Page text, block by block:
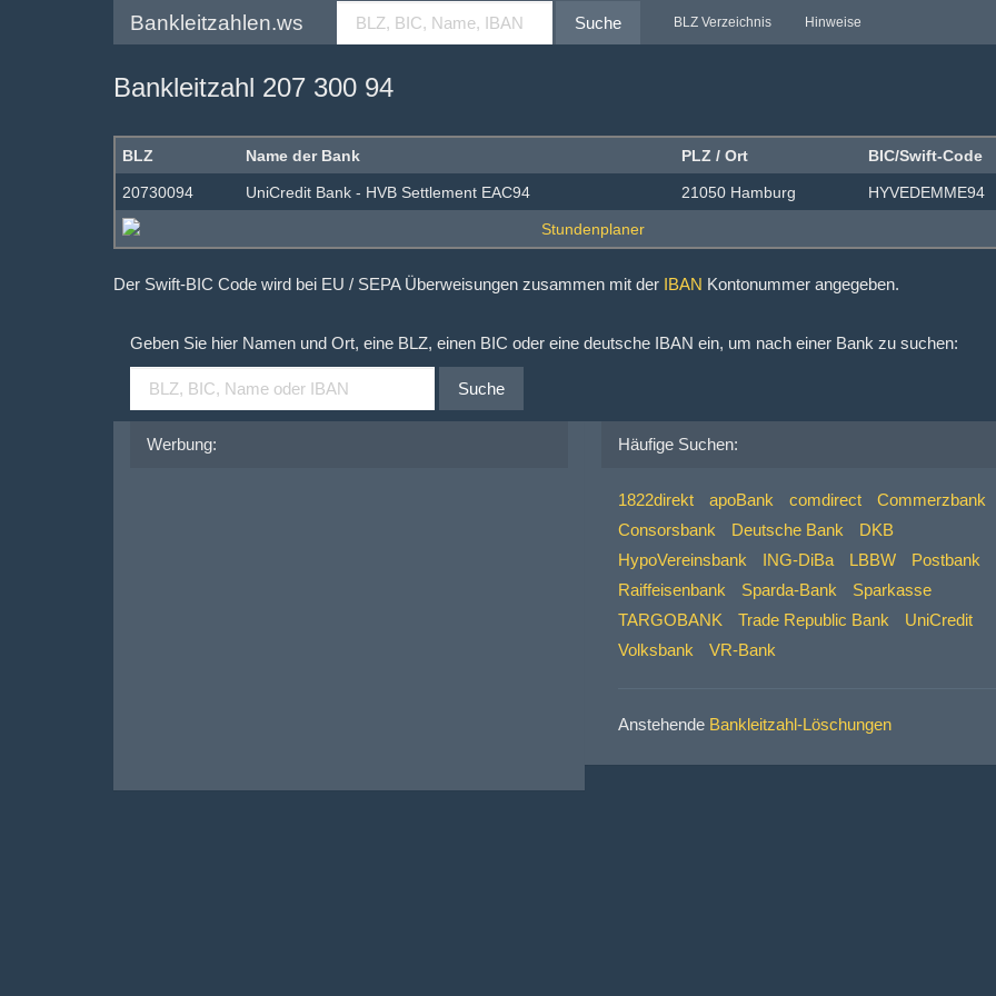
Bankleitzahlen.ws Suche BLZ Verzeichnis Hinweise
Bankleitzahl 207 300 94
BLZ Name der Bank PLZ / Ort BIC/Swift-Code
20730094 UniCredit Bank - HVB Settlement EAC94 21050 Hamburg HYVEDEMME94
Der Swift-BIC Code wird bei EU / SEPA Überweisungen zusammen mit der IBAN Kontonummer angegeben.
Geben Sie hier Namen und Ort, eine BLZ, einen BIC oder eine deutsche IBAN ein, um nach einer Bank zu suchen:
Suche
Werbung: Häufige Suchen:
1822direkt apoBank comdirect
Commerzbank
Consorsbank
Deutsche Bank
DKB
HypoVereinsbank
ING-DiBa LBBW
Postbank
Raiffeisenbank
Sparda-Bank
Sparkasse
TARGOBANK
Trade Republic Bank
UniCredit
Volksbank
VR-Bank
Anstehende Bankleitzahl-Löschungen